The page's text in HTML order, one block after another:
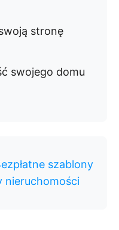
stronę
swojego domu
szablony
nieruchomości